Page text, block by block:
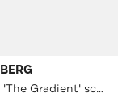
Basecap 'The Gradient' schwarz